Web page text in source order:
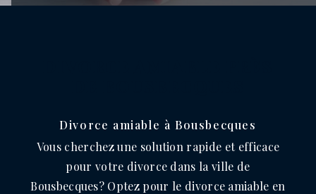
Divorce amiable à Bousbecques
Vous cherchez une solution rapide et efficace
pour votre divorce dans la ville de
Bousbecques? Optez pour le divorce amiable en